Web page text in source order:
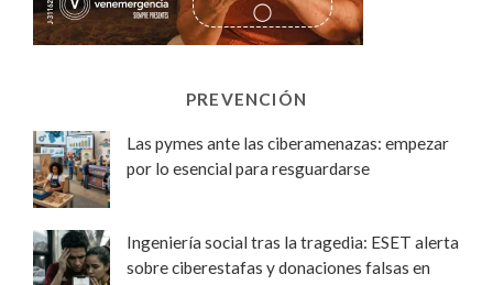
PREVENCIÓN
Las pymes ante las ciberamenazas: empezar
por lo esencial para resguardarse
Ingeniería social tras la tragedia: ESET alerta
sobre ciberestafas y donaciones falsas en